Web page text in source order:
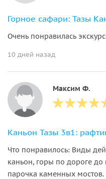
Горное сафари: Тазы
Очень понравилась
10 дней назад
Максим Ф.
Каньон Тазы 3в1:
Что понравилось: Виды
каньон, горы по дороге до
парочка каменных